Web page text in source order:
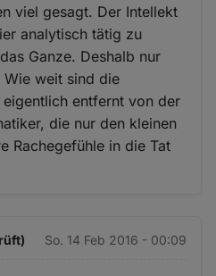
viel gesagt. Der Intellekt
analytisch tätig zu
Ganze. Deshalb nur
Wie weit sind die
entfernt von der
die nur den kleinen
Rachegefühle in die Tat
So. 14 Feb 2016 - 00:09